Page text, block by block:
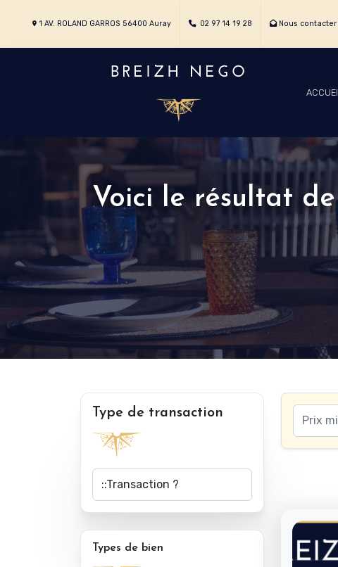
1 AV. ROLAND GARROS 56400 Auray 02 97 14 19 28 Nous contacter
Voici le résultat
Type de transaction
Types de bien